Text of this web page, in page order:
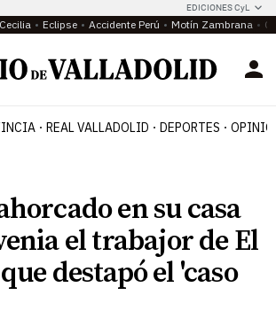
EDICIONES CyL
Eclipse Accidente Perú Motín Zambrana
REAL VALLADOLID DEPORTES
en su casa
el trabajor de El
destapó el 'caso